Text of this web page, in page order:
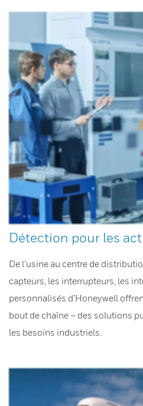
Détection pour les
De l’usine au centre de
capteurs, les interrupteurs, les
personnalisés d’Honeywell
bout de chaîne – des solutions
les besoins industriels.